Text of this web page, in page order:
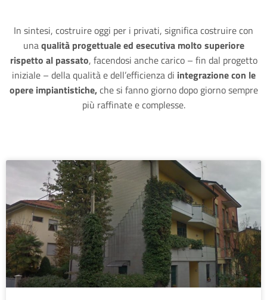
In sintesi, costruire oggi per i privati, significa costruire con
unaqualità progettuale ed esecutiva molto superiore
rispetto al passato, facendosi anche carico – fin dal progetto
iniziale – della qualità e dell’efficienza di integrazione con le
opere impiantistiche,che si fanno giorno dopo giorno sempre
più raffinate e complesse.